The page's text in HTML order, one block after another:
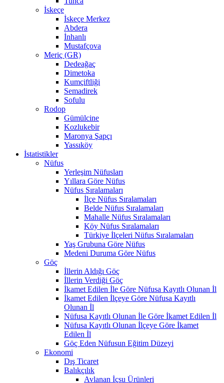
İskeçe
İskeçe Merkez
Abdera
İnhanlı
Mustafçova
Meriç (GR)
Dedeağaç
Dimetoka
Kumçiftliği
Semadirek
Sofulu
Rodop
Gümülcine
Kozlukebir
Maronya Şapçı
Yassıköy
İstatistikler
Nüfus
Yerleşim Nüfusları
Yıllara Göre Nüfus
Nüfus Sıralamaları
İlçe Nüfus Sıralamaları
Belde Nüfus Sıralamaları
Mahalle Nüfus Sıralamaları
Köy Nüfus Sıralamaları
Türkiye İlçeleri Nüfus Sıralamaları
Yaş Grubuna Göre Nüfus
Medeni Duruma Göre Nüfus
Göç
İllerin Aldığı Göç
İllerin Verdiği Göç
İkamet Edilen İle Göre Nüfusa Kayıtlı Olunan İl
İkamet Edilen İlçeye Göre Nüfusa Kayıtlı
Olunan İl
Nüfusa Kayıtlı Olunan İle Göre İkamet Edilen İl
Nüfusa Kayıtlı Olunan İlçeye Göre İkamet
Edilen İl
Göç Eden Nüfusun Eğitim Düzeyi
Ekonomi
Dış Ticaret
Balıkçılık
Avlanan İçsu Ürünleri